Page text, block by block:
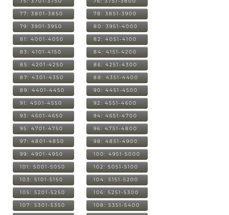
77: 3801-3850 78: 3851-3900
79: 3901-3950 80: 3951-4000
81: 4001-4050 82: 4051-4100
83: 4101-4150 84: 4151-4200
85: 4201-4250 86: 4251-4300
87: 4301-4350 88: 4351-4400
89: 4401-4450 90: 4451-4500
91: 4501-4550 92: 4551-4600
93: 4601-4650 94: 4651-4700
95: 4701-4750 96: 4751-4800
97: 4801-4850 98: 4851-4900
99: 4901-4950 100: 4951-5000
101: 5001-5050 102: 5051-5100
103: 5101-5150 104: 5151-5200
105: 5201-5250 106: 5251-5300
107: 5301-5350 108: 5351-5400